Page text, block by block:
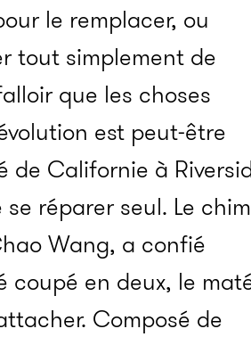
le remplacer, ou
tout simplement de
que les choses
est peut-être
de Californie à
réparer seul. Le
Wang, a confié
coupé en deux, le
Composé de